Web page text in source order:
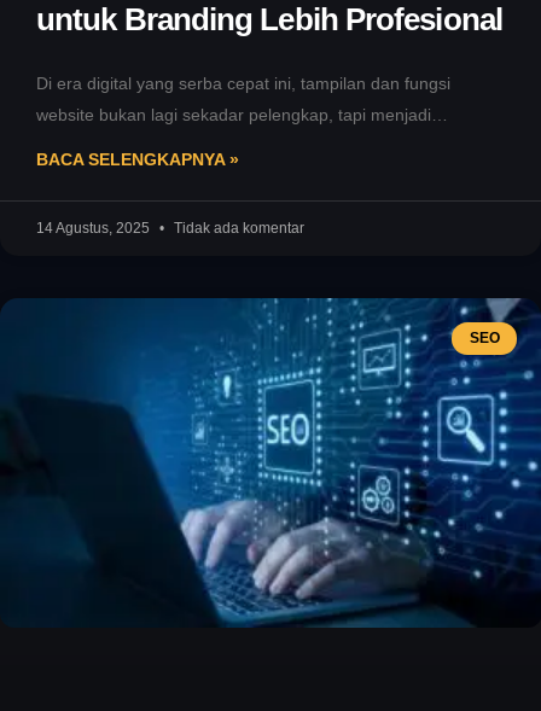
untuk Branding Lebih Profesional
Di era digital yang serba cepat ini, tampilan dan fungsi
website bukan lagi sekadar pelengkap, tapi menjadi
BACA SELENGKAPNYA »
14 Agustus, 2025 Tidak ada komentar
SEO